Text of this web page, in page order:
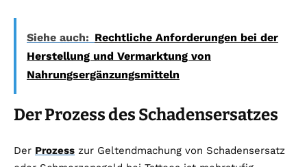
Siehe auch: Rechtliche Anforderungen bei der
Herstellung und Vermarktung von
Nahrungsergänzungsmitteln
Der Prozess des Schadensersatzes
Der Prozess zur Geltendmachung von Schadensersatz